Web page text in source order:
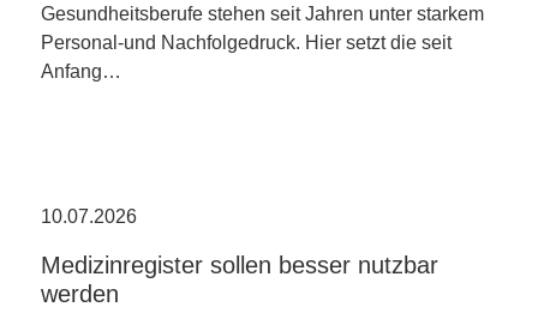
Gesundheitsberufe stehen seit Jahren unter starkem
Personal-und Nachfolgedruck. Hier setzt die seit
Anfang…
10.07.2026
Medizinregister sollen besser nutzbar
werden